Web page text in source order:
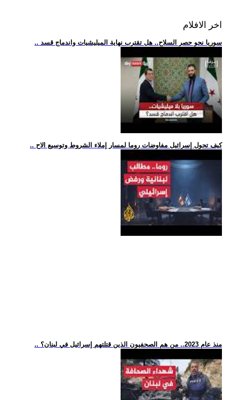
اخر الافلام
.. سوريا نحو حصر السلاح.. هل تقترب نهاية الميليشيات واندماج قسد
.. كيف تحول إسرائيل مفاوضات روما لمسار إملاء الشروط وتوسيع الاح
.. منذ عام 2023.. من هم الصحفيون الذين قتلتهم إسرائيل في لبنان؟